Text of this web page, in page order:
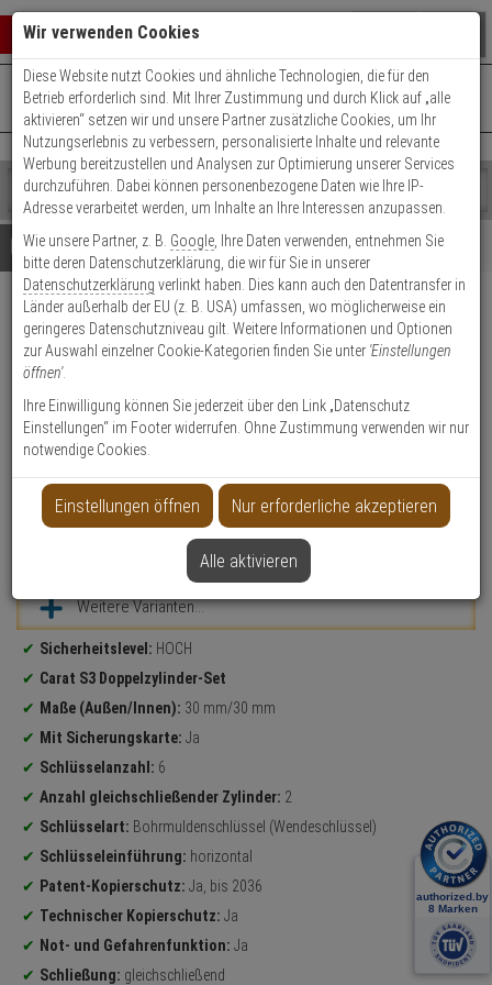
Warenkorb schließen
0 ARTIKEL IM WARENKORB
Ihr Warenkorb ist momentan leer.
Ergebnisse ()
Fertig
Shop
durchsuchen
Bitte
geben
Sie
mindestens
Zeichen
ein,
um
Suche
Es
wurde
noch
Kategorien
Suche
gestartet
+49 (0)821 899 493-0Mo. - Do.: 8:00 - 16:30 | Fr.: 8:00 - 14:00 Uhr
Kontaktservice nutzen
Details Beratung
2er WILKA Carat S3
Doppelzylinder 30/30 6 Schl.
Produktmerkmale
Weitere Varianten...
Produktinformationen
Sicherheitslevel: HOCH
Carat S3 Doppelzylinder-Set
Maße (Außen/Innen): 30 mm/30 mm
Mit Sicherungskarte: Ja
Schlüsselanzahl: 6
Anzahl gleichschließender Zylinder: 2
Schlüsselart: Bohrmuldenschlüssel (Wendeschlüssel)
Schlüsseleinführung: horizontal
Patent-Kopierschutz: Ja, bis 2036
Technischer Kopierschutz: Ja
Not- und Gefahrenfunktion: Ja
Schließung: gleichschließend
Wir verwenden Cookies
Diese Website nutzt Cookies und ähnliche Technologien, die für den
Betrieb erforderlich sind. Mit Ihrer Zustimmung und durch Klick auf „alle
aktivieren“ setzen wir und unsere Partner zusätzliche Cookies, um Ihr
Nutzungserlebnis zu verbessern, personalisierte Inhalte und relevante
Werbung bereitzustellen und Analysen zur Optimierung unserer Services
durchzuführen. Dabei können personenbezogene Daten wie Ihre IP-
Adresse verarbeitet werden, um Inhalte an Ihre Interessen anzupassen.
Wie unsere Partner, z. B. Google , Ihre Daten verwenden, entnehmen Sie
bitte deren Datenschutzerklärung, die wir für Sie in unserer
Datenschutzerklärung verlinkt haben. Dies kann auch den Datentransfer in
Länder außerhalb der EU (z. B. USA) umfassen, wo möglicherweise ein
geringeres Datenschutzniveau gilt. Weitere Informationen und Optionen
zur Auswahl einzelner Cookie-Kategorien finden Sie unter 'Einstellungen
öffnen'.
Ihre Einwilligung können Sie jederzeit über den Link „Datenschutz
Einstellungen“ im Footer widerrufen. Ohne Zustimmung verwenden wir nur
notwendige Cookies.
Einstellungen öffnen Nur erforderliche akzeptieren
Alle aktivieren